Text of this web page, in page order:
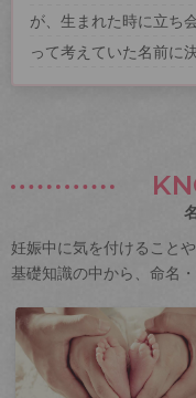
が、生まれた時に立ち
って考えていた名前に
妊娠中に気を付けること
基礎知識の中から、命名